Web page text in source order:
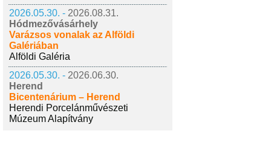
2026.05.30. - 2026.08.31.
Hódmezővásárhely
Varázsos vonalak az Alföldi
Galériában
Alföldi Galéria
2026.05.30. - 2026.06.30.
Herend
Bicentenárium – Herend
Herendi Porcelánművészeti
Múzeum Alapítvány